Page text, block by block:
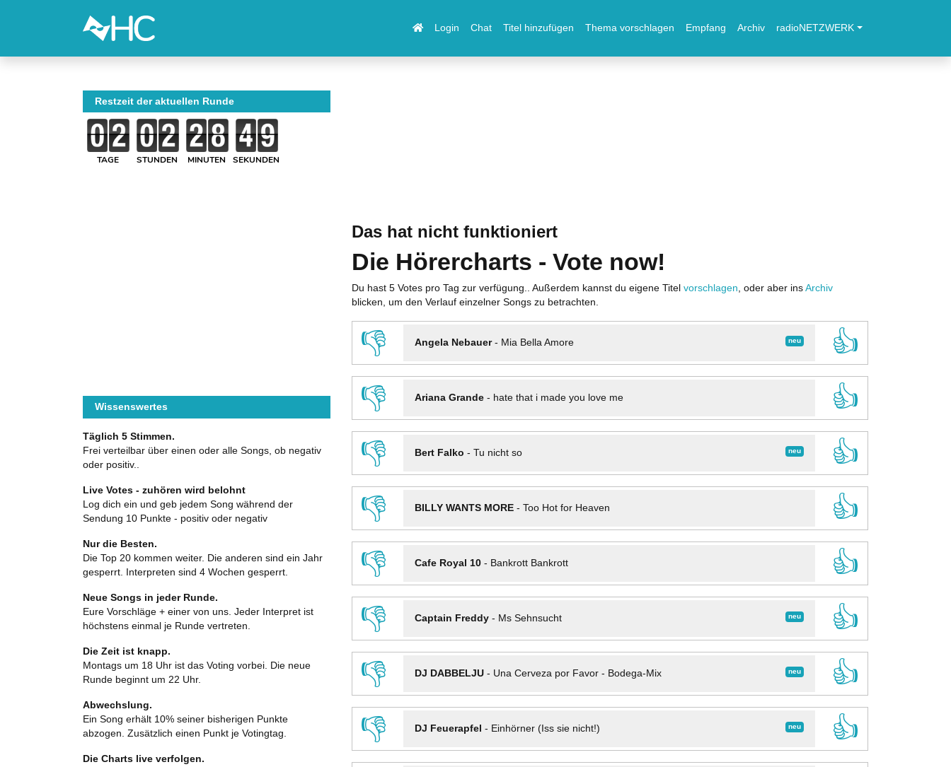
Login Chat Titel hinzufügen Thema vorschlagen Empfang Archiv radioNETZWERK
Das hat nicht funktioniert
Die Hörercharts - Vote now!
Du hast 5 Votes pro Tag zur verfügung.. Außerdem kannst du eigene Titel vorschlagen , oder aber ins Archiv
blicken, um den Verlauf einzelner Songs zu betrachten.
👎 neu
Angela Nebauer- Mia Bella Amore
👍
👎
Ariana Grande- hate that i made you love me
👍
👎
neu
Bert Falko - Tu nicht so
👍
👎
BILLY WANTS MORE- Too Hot for Heaven
👍
👎
Cafe Royal 10- Bankrott Bankrott
👍
👎
neu
Captain Freddy- Ms Sehnsucht
👍
👎
neu
DJ DABBELJU- Una Cerveza por Favor - Bodega-Mix
👍
👎
neu
DJ Feuerapfel - Einhörner (Iss sie nicht!)
👍
Restzeit der aktuellen Runde
TAGE STUNDEN MINUTEN SEKUNDEN
Wissenswertes
Täglich 5 Stimmen.
Frei verteilbar über einen oder alle Songs, ob negativ
oder positiv..
Live Votes - zuhören wird belohnt
Log dich ein und geb jedem Song während der
Sendung 10 Punkte - positiv oder negativ
Nur die Besten.
Die Top 20 kommen weiter. Die anderen sind ein Jahr
gesperrt. Interpreten sind 4 Wochen gesperrt.
Neue Songs in jeder Runde.
Eure Vorschläge + einer von uns. Jeder Interpret ist
höchstens einmal je Runde vertreten.
Die Zeit ist knapp.
Montags um 18 Uhr ist das Voting vorbei. Die neue
Runde beginnt um 22 Uhr.
Abwechslung.
Ein Song erhält 10% seiner bisherigen Punkte
abzogen. Zusätzlich einen Punkt je Votingtag.
Die Charts live verfolgen.